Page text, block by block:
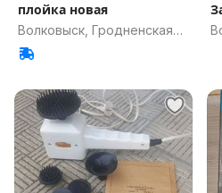
плойка новая
Волковыск, Гродненская
обл.